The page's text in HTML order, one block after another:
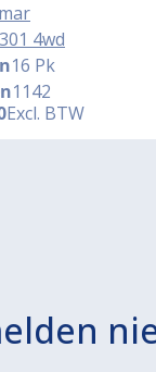
4wd
16 Pk
1142
Excl. BTW